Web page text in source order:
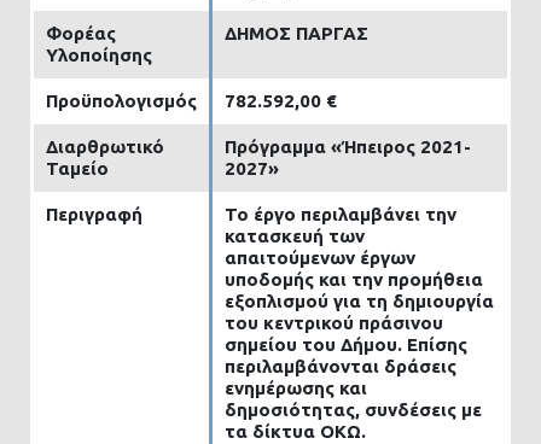
Φορέας
Υλοποίησης
ΔΗΜΟΣ ΠΑΡΓΑΣ
Προϋπολογισμός 782.592,00 €
Διαρθρωτικό
Ταμείο
Πρόγραμμα «Ήπειρος 2021-
2027»
Περιγραφή
Το έργο περιλαμβάνει την
κατασκευή των
απαιτούμενων έργων
υποδομής και την προμήθεια
εξοπλισμού για τη δημιουργία
του κεντρικού πράσινου
σημείου του Δήμου. Επίσης
περιλαμβάνονται δράσεις
ενημέρωσης και
δημοσιότητας, συνδέσεις με
τα δίκτυα ΟΚΩ.